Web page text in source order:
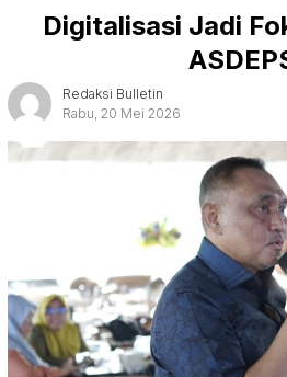
Digitalisasi Jadi
Redaksi Bulletin
Rabu, 20 Mei 2026